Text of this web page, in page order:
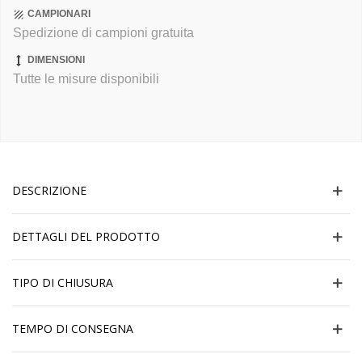
CAMPIONARI
Spedizione di campioni gratuita
DIMENSIONI
Tutte le misure disponibili
DESCRIZIONE
DETTAGLI DEL PRODOTTO
TIPO DI CHIUSURA
TEMPO DI CONSEGNA